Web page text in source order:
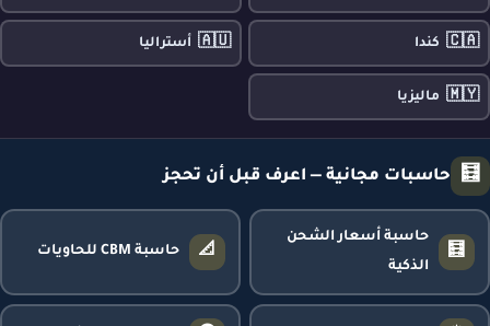
🇨🇦 كندا 🇦🇺 أستراليا
🇲🇾 ماليزيا
🧮 حاسبات مجانية — اعرف قبل أن تحجز
🧮
حاسبة أسعار الشحن
الذكية
📐 حاسبة CBM للحاويات